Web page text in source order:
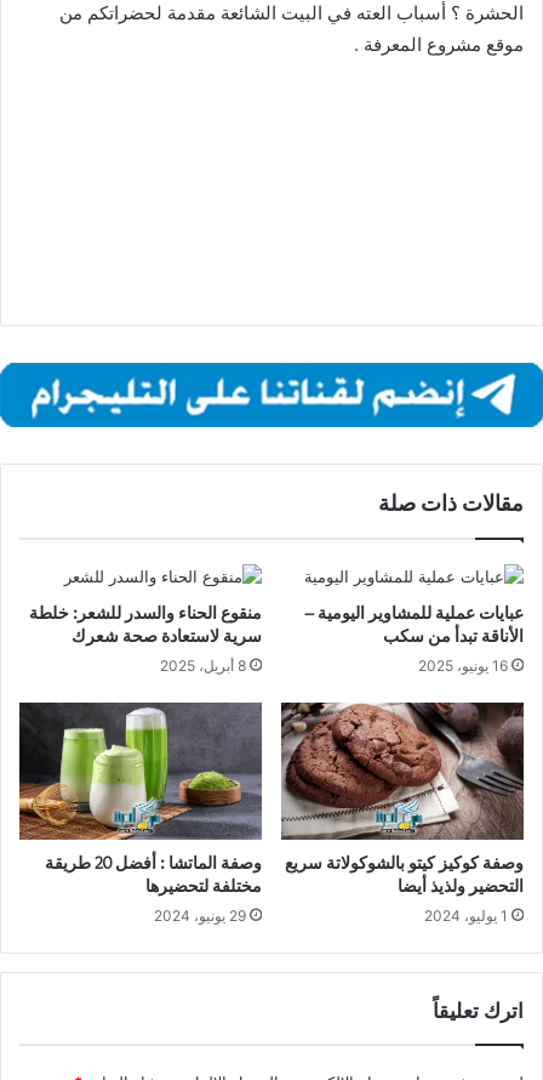
الحشرة ؟ أسباب العته في البيت الشائعة مقدمة لحضراتكم من
موقع مشروع المعرفة .
مقالات ذات صلة
عبايات عملية للمشاوير اليومية –
الأناقة تبدأ من سكب
16 يونيو، 2025
منقوع الحناء والسدر للشعر: خلطة
سرية لاستعادة صحة شعرك
8 أبريل، 2025
وصفة كوكيز كيتو بالشوكولاتة سريع
التحضير ولذيذ أيضا
1 يوليو، 2024
وصفة الماتشا : أفضل 20 طريقة
مختلفة لتحضيرها
29 يونيو، 2024
اترك تعليقاً